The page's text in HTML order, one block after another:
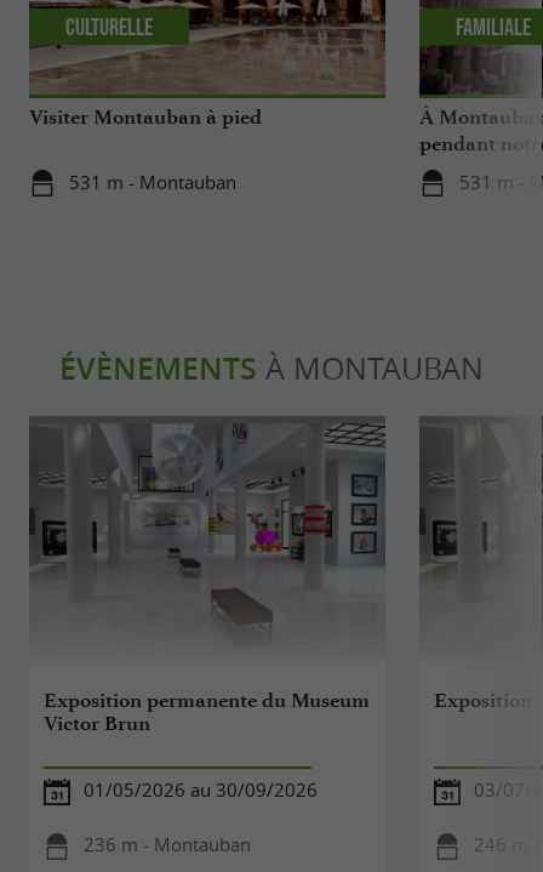
Visiter Montauban à pied
531 m - Montauban
Culturelle
À
pendant
531 m -
Familiale
ÉVÈNEMENTS À MONTAUBAN
Exposition permanente du Museum
Victor Brun
01/05/2026 au 30/09/2026
236 m - Montauban
Exposition
03/07/
246 m